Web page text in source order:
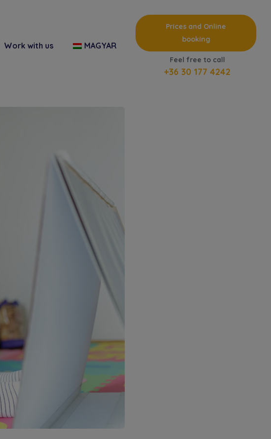
Work with us MAGYAR
Prices and Online
booking
Feel free to call
+36 30 177 4242